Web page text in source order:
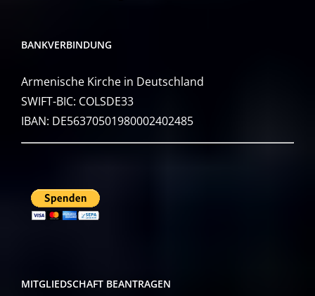
BANKVERBINDUNG
Armenische Kirche in Deutschland
SWIFT-BIC: COLSDE33
IBAN: DE56370501980002402485
MITGLIEDSCHAFT BEANTRAGEN